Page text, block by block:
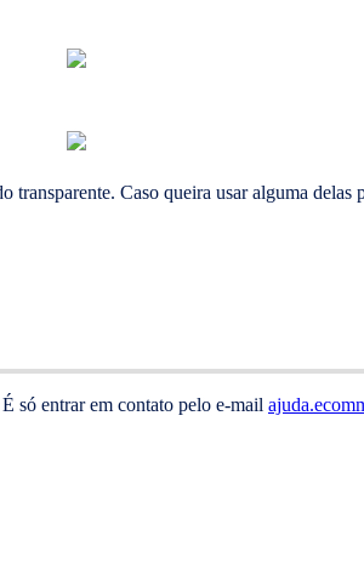
transparente. Caso queira usar alguma
só entrar em contato pelo e-mail